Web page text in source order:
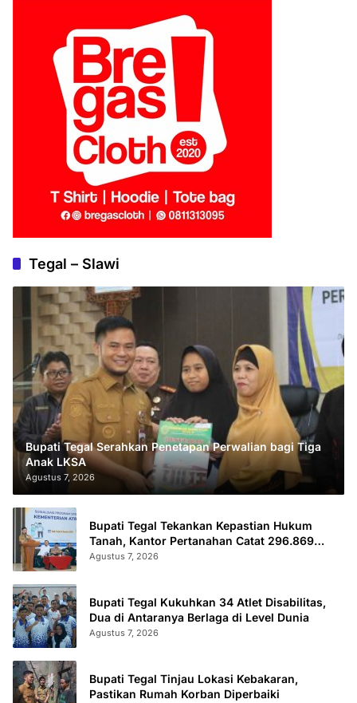
Tegal – Slawi
Bupati Tegal Serahkan Penetapan Perwalian bagi Tiga
Anak LKSA
Agustus 7, 2026
Bupati Tegal Tekankan Kepastian Hukum
Tanah, Kantor Pertanahan Catat 296.869
Sertifikat Terbit
Agustus 7, 2026
Bupati Tegal Kukuhkan 34 Atlet Disabilitas,
Dua di Antaranya Berlaga di Level Dunia
Agustus 7, 2026
Bupati Tegal Tinjau Lokasi Kebakaran,
Pastikan Rumah Korban Diperbaiki